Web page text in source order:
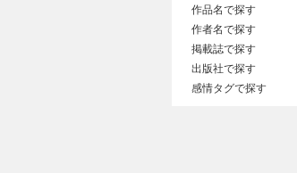
作品名で探す
作者名で探す
掲載誌で探す
出版社で探す
感情タグで探す